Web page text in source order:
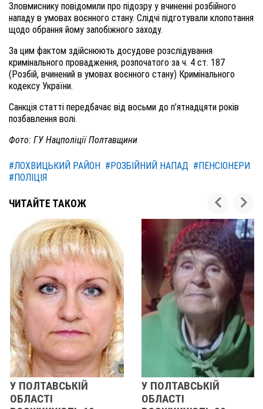
Зловмиснику повідомили про підозру у вчиненні розбійного
нападу в умовах воєнного стану. Слідчі підготували клопотання
щодо обрання йому запобіжного заходу.
За цим фактом здійснюють досудове розслідування
кримінального провадження, розпочатого за ч. 4 ст. 187
(Розбій, вчинений в умовах воєнного стану) Кримінального
кодексу України.
Санкція статті передбачає від восьми до п’ятнадцяти років
позбавлення волі.
Фото: ГУ Нацполіції Полтавщини
#ЛОХВИЦЬКИЙ РАЙОН #РОЗБІЙНИЙ НАПАД #ПЕНСІОНЕРИ
#ПОЛІЦІЯ
ЧИТАЙТЕ ТАКОЖ
У ПОЛТАВСЬКІЙ
ОБЛАСТІ
У ПОЛТАВСЬКІЙ
ОБЛАСТІ